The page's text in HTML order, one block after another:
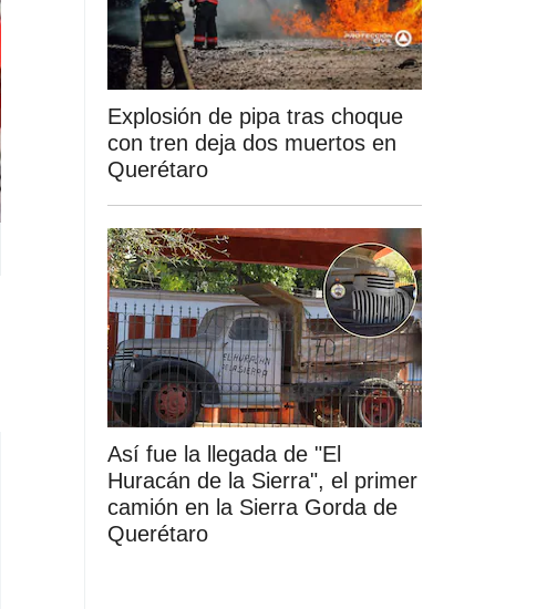
Explosión de pipa tras choque
con tren deja dos muertos en
Querétaro
Así fue la llegada de "El
Huracán de la Sierra", el primer
camión en la Sierra Gorda de
Querétaro